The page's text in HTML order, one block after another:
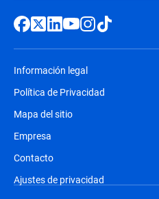
Información legal
Política de Privacidad
Mapa del sitio
Empresa
Contacto
Ajustes de privacidad